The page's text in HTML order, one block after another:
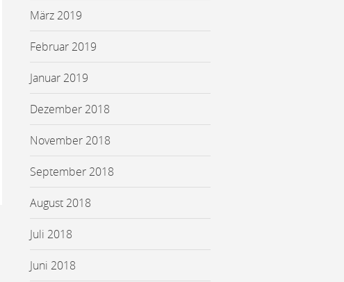
März 2019
Februar 2019
Januar 2019
Dezember 2018
November 2018
September 2018
August 2018
Juli 2018
Juni 2018